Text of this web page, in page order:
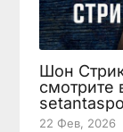
Шон
смотрите
22 Фев, 2026